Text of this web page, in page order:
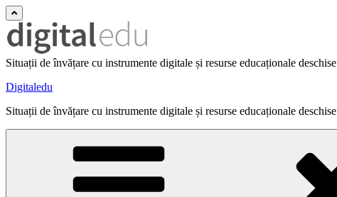
Situații de învățare cu instrumente digitale și resurse educaționale deschise
Digitaledu
Situații de învățare cu instrumente digitale și resurse educaționale deschise